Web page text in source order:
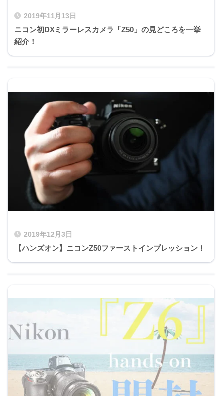
2019年11月13日
ニコン初DXミラーレスカメラ「Z50」の見どころを一挙
紹介！
2019年12月3日
【ハンズオン】ニコンZ50ファーストインプレッション！